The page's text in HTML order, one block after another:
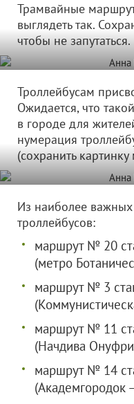
Трамвайные
выглядеть так.
чтобы не запутаться.
Троллейбусам
Ожидается, что
в городе для
нумерация
(сохранить
Из наиболее
троллейбусов:
маршрут № 20
(метро
маршрут № 3
маршрут № 11
(Начдива
маршрут № 14